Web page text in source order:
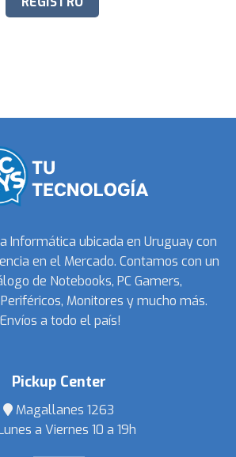
Informática ubicada en Uruguay con
en el Mercado. Contamos con un
de Notebooks, PC Gamers,
Monitores y mucho más.
a todo el país!
Pickup Center
Magallanes 1263
a Viernes 10 a 19h